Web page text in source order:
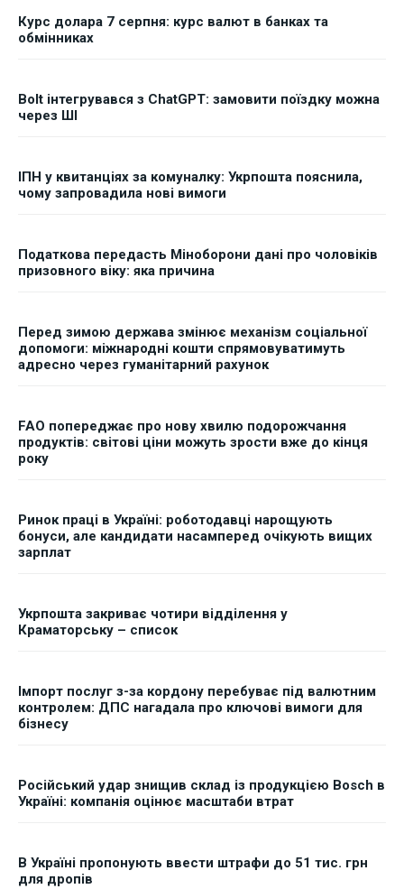
Курс долара 7 серпня: курс валют в банках та
обмінниках
Bolt інтегрувався з ChatGPT: замовити поїздку можна
через ШІ
ІПН у квитанціях за комуналку: Укрпошта пояснила,
чому запровадила нові вимоги
Податкова передасть Міноборони дані про чоловіків
призовного віку: яка причина
Перед зимою держава змінює механізм соціальної
допомоги: міжнародні кошти спрямовуватимуть
адресно через гуманітарний рахунок
FAO попереджає про нову хвилю подорожчання
продуктів: світові ціни можуть зрости вже до кінця
року
Ринок праці в Україні: роботодавці нарощують
бонуси, але кандидати насамперед очікують вищих
зарплат
Укрпошта закриває чотири відділення у
Краматорську – список
Імпорт послуг з-за кордону перебуває під валютним
контролем: ДПС нагадала про ключові вимоги для
бізнесу
Російський удар знищив склад із продукцією Bosch в
Україні: компанія оцінює масштаби втрат
В Україні пропонують ввести штрафи до 51 тис. грн
для дропів